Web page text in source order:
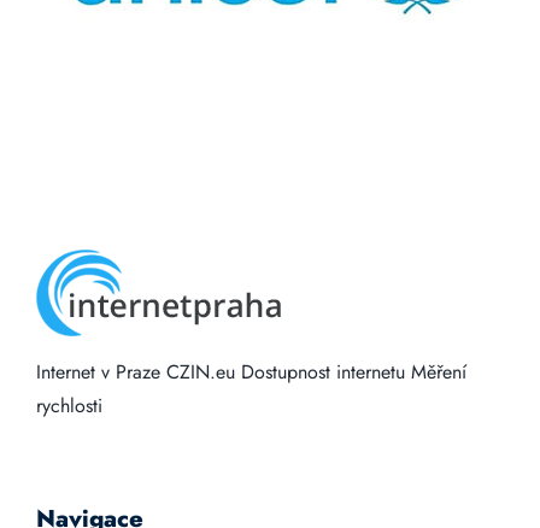
Internet v Praze CZIN.eu Dostupnost internetu Měření
rychlosti
Navigace